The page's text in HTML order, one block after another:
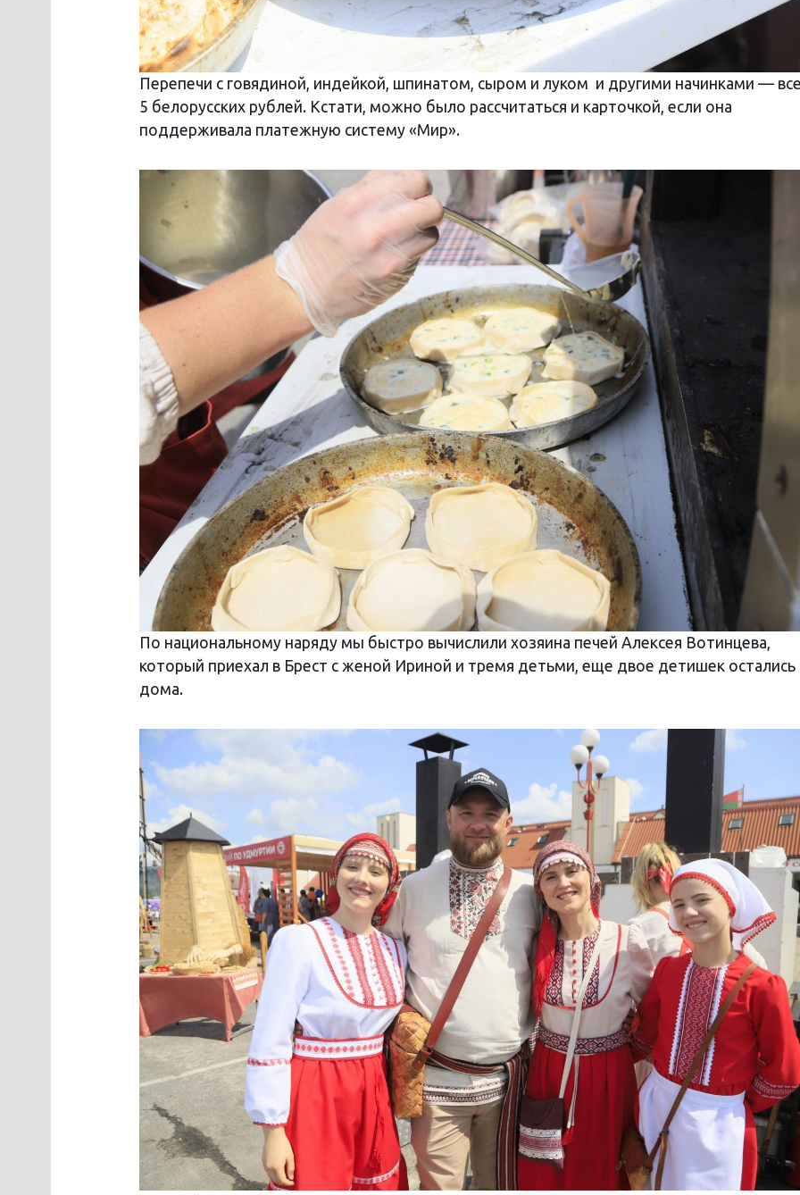
Перепечи с говядиной, индейкой, шпинатом, сыром и луком и другими начинками —
5 белорусских рублей. Кстати, можно было рассчитаться и карточкой, если она
поддерживала платежную систему «Мир».
По национальному наряду мы быстро вычислили хозяина печей Алексея Вотинцева,
который приехал в Брест с женой Ириной и тремя детьми, еще двое детишек остались
дома.